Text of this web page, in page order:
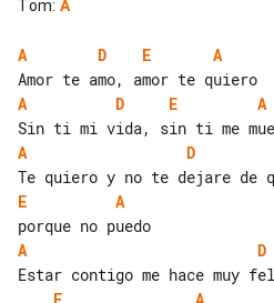
Tom: A
A D E
A
A
D E
A
A
D
E
A
A
D